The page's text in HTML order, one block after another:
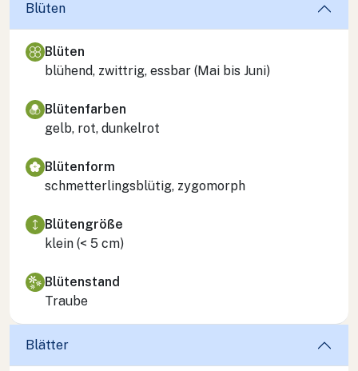
Blüten
Blüten
blühend, zwittrig, essbar (Mai bis Juni)
Blütenfarben
gelb, rot, dunkelrot
Blütenform
schmetterlingsblütig, zygomorph
Blütengröße
klein (< 5 cm)
Blütenstand
Traube
Blätter